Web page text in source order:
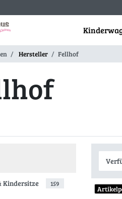
Hersteller Fellhof
Kindersitze 159